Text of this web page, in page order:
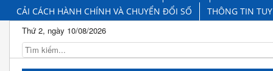
CẢI CÁCH HÀNH CHÍNH VÀ CHUYỂN ĐỔI SỐ
THÔNG TIN
Thứ 2, ngày 10/08/2026